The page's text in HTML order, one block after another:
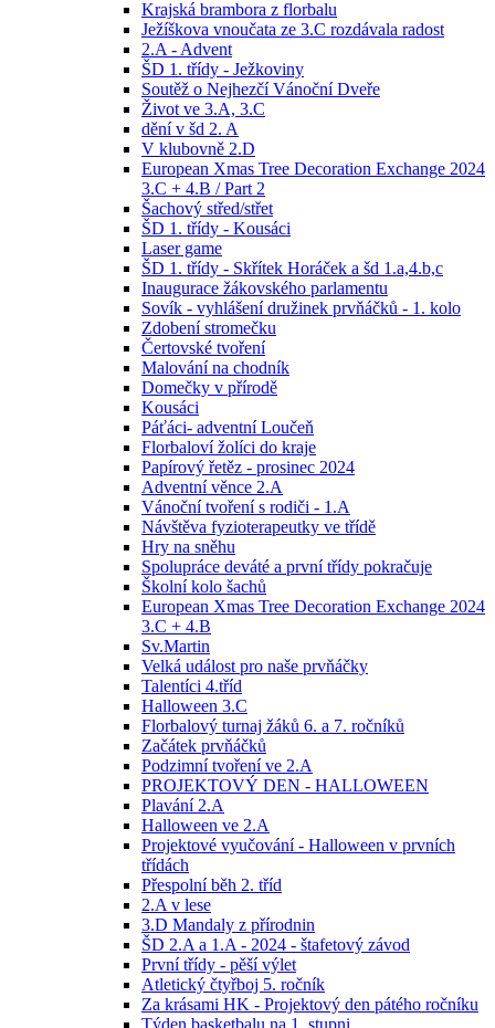
Krajská brambora z florbalu
Ježíškova vnoučata ze 3.C rozdávala radost
2.A - Advent
ŠD 1. třídy - Ježkoviny
Soutěž o Nejhezčí Vánoční Dveře
Život ve 3.A, 3.C
dění v šd 2. A
V klubovně 2.D
European Xmas Tree Decoration Exchange 2024
3.C + 4.B / Part 2
Šachový střed/střet
ŠD 1. třídy - Kousáci
Laser game
ŠD 1. třídy - Skřítek Horáček a šd 1.a,4.b,c
Inaugurace žákovského parlamentu
Sovík - vyhlášení družinek prvňáčků - 1. kolo
Zdobení stromečku
Čertovské tvoření
Malování na chodník
Domečky v přírodě
Kousáci
Páťáci- adventní Loučeň
Florbaloví žolíci do kraje
Papírový řetěz - prosinec 2024
Adventní věnce 2.A
Vánoční tvoření s rodiči - 1.A
Návštěva fyzioterapeutky ve třídě
Hry na sněhu
Spolupráce deváté a první třídy pokračuje
Školní kolo šachů
European Xmas Tree Decoration Exchange 2024
3.C + 4.B
Sv.Martin
Velká událost pro naše prvňáčky
Talentíci 4.tříd
Halloween 3.C
Florbalový turnaj žáků 6. a 7. ročníků
Začátek prvňáčků
Podzimní tvoření ve 2.A
PROJEKTOVÝ DEN - HALLOWEEN
Plavání 2.A
Halloween ve 2.A
Projektové vyučování - Halloween v prvních
třídách
Přespolní běh 2. tříd
2.A v lese
3.D Mandaly z přírodnin
ŠD 2.A a 1.A - 2024 - štafetový závod
První třídy - pěší výlet
Atletický čtyřboj 5. ročník
Za krásami HK - Projektový den pátého ročníku